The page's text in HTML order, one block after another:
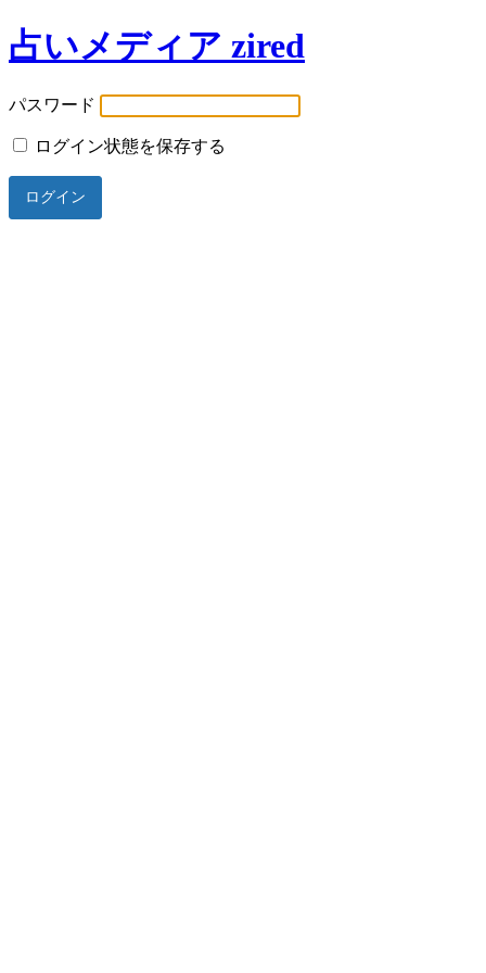
占いメディア zired
パスワード
ログイン状態を保存する